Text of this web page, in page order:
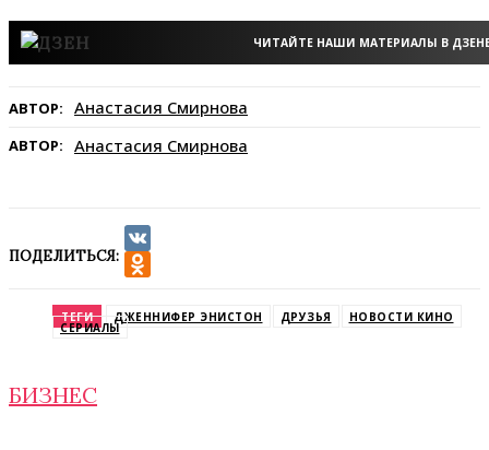
ЧИТАЙТЕ НАШИ МАТЕРИАЛЫ В
АВТОР: Анастасия Смирнова
АВТОР: Анастасия Смирнова
ПОДЕЛИТЬСЯ:
VK
ТЕГИ ДЖЕННИФЕР ЭНИСТОН ДРУЗЬЯ НОВОСТИ КИНО
СЕРИАЛЫ
БИЗНЕС